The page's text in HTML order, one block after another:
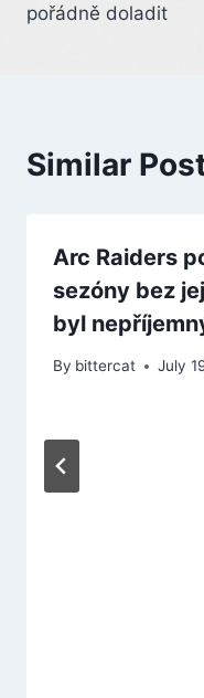
pořádně doladit
Similar
Arc Raiders
sezóny bez
byl
By bittercat July